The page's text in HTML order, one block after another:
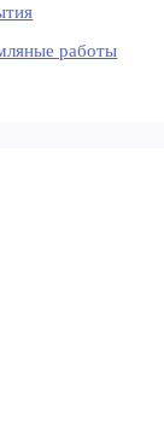
работы